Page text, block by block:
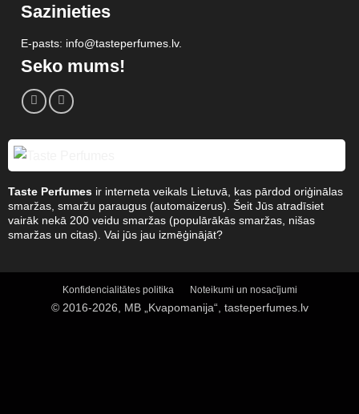
Sazinieties
E-pasts: info@tasteperfumes.lv.
Seko mums!
Taste Perfumesir interneta veikals Lietuvā, kas pārdod oriģinālas
smaržas, smaržu paraugus (automaizerus). Šeit Jūs atradīsiet
vairāk nekā 200 veidu smaržas (populārākās smaržas, nišas
smaržas un citas). Vai jūs jau izmēģinājāt?
Konfidencialitātes politika Noteikumi un nosacījumi
© 2016-2026, MB „Kvapomanija“, tasteperfumes.lv